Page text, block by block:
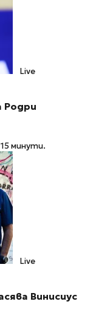
Live
Родри
минути.
Live
Винисиус